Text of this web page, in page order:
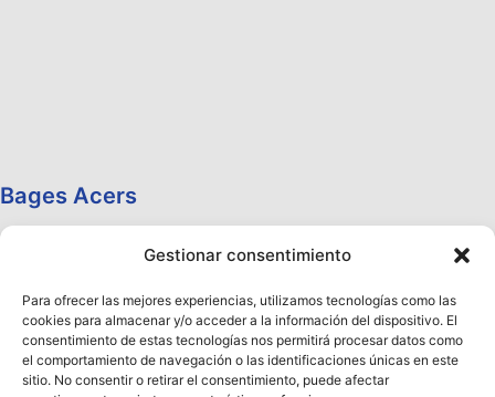
Gestionar consentimiento
Para ofrecer las mejores experiencias, utilizamos tecnologías como las
cookies para almacenar y/o acceder a la información del dispositivo. El
consentimiento de estas tecnologías nos permitirá procesar datos como
el comportamiento de navegación o las identificaciones únicas en este
sitio. No consentir o retirar el consentimiento, puede afectar
Bages Acers